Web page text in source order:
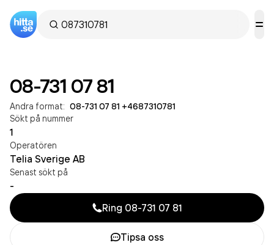
08-731 07 81
Andra format: 08-731 07 81 +4687310781
Sökt på nummer
1
Operatören
Telia Sverige AB
Senast sökt på
-
Ring 08-731 07 81
Tipsa oss